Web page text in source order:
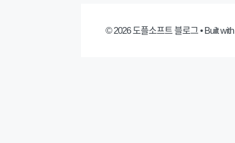
© 2026 도플소프트 블로그• Built with